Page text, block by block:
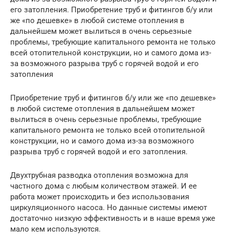
его затопления. Приобретение труб и фитингов б/у или
же «по дешевке» в любой системе отопления в
дальнейшем может вылиться в очень серьезные
проблемы, требующие капитального ремонта не только
всей отопительной конструкции, но и самого дома из-
за возможного разрыва труб с горячей водой и его
затопления
Приобретение труб и фитингов б/у или же «по дешевке»
в любой системе отопления в дальнейшем может
вылиться в очень серьезные проблемы, требующие
капитального ремонта не только всей отопительной
конструкции, но и самого дома из-за возможного
разрыва труб с горячей водой и его затопления.
Двухтрубная разводка отопления возможна для
частного дома с любым количеством этажей. И ее
работа может происходить и без использования
циркуляционного насоса. Но данные системы имеют
достаточно низкую эффективность и в наше время уже
мало кем используются.